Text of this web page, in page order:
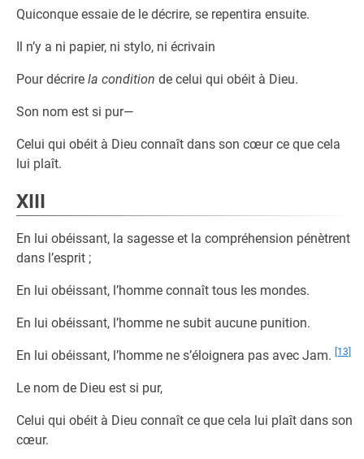
Quiconque essaie de le décrire, se repentira ensuite.
Il n’y a ni papier, ni stylo, ni écrivain
Pour décrire la condition de celui qui obéit à Dieu.
Son nom est si pur—
Celui qui obéit à Dieu connaît dans son cœur ce que cela
lui plaît.
XIII
En lui obéissant, la sagesse et la compréhension pénètrent
dans l’esprit ;
En lui obéissant, l’homme connaît tous les mondes.
En lui obéissant, l’homme ne subit aucune punition.
En lui obéissant, l’homme ne s’éloignera pas avec Jam. [13]
Le nom de Dieu est si pur,
Celui qui obéit à Dieu connaît ce que cela lui plaît dans son
cœur.